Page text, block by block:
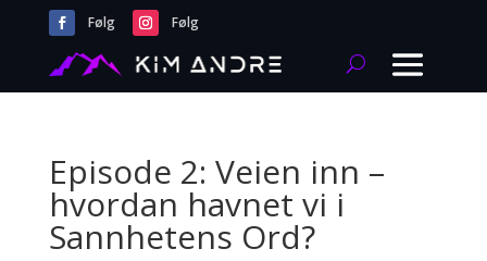
Følg Følg
Episode 2: Veien inn –
hvordan havnet vi i
Sannhetens Ord?